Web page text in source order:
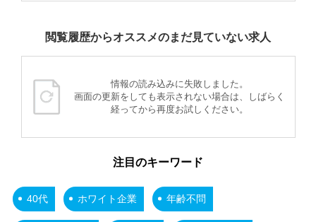
閲覧履歴からオススメのまだ見ていない求人
情報の読み込みに失敗しました。
画面の更新をしても表示されない場合は、しばらく
経ってから再度お試しください。
注目のキーワード
40代 ホワイト企業 年齢不問